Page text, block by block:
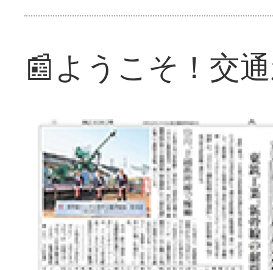
📰ようこそ！交